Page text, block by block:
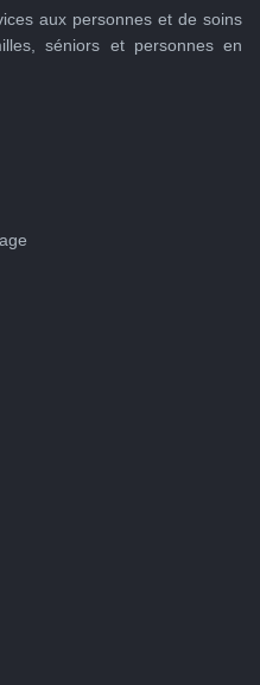
aux personnes et de soins
séniors et personnes en